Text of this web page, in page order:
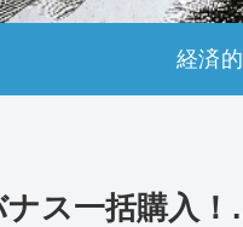
経済
ナス一括購入